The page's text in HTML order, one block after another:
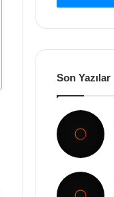
Son Yazılar